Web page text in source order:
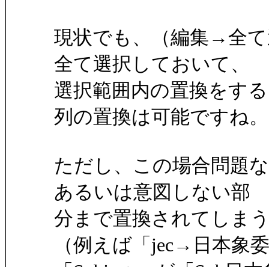
現状でも、（編集→全
全て選択しておいて、
選択範囲内の置換をす
列の置換は可能ですね。
ただし、この場合問題
あるいは意図しない部
分まで置換されてしま
（例えば「jec→日本象